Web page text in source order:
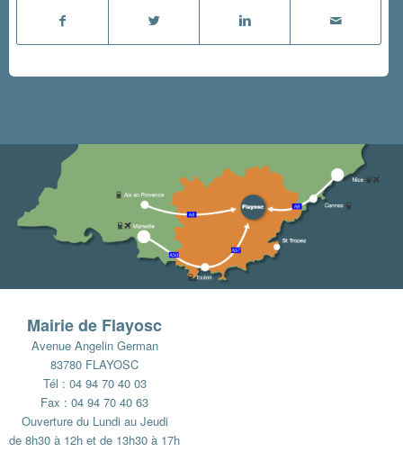
Mairie de Flayosc
Avenue Angelin German
83780 FLAYOSC
Tél : 04 94 70 40 03
Fax : 04 94 70 40 63
Ouverture du Lundi au Jeudi
de 8h30 à 12h et de 13h30 à 17h